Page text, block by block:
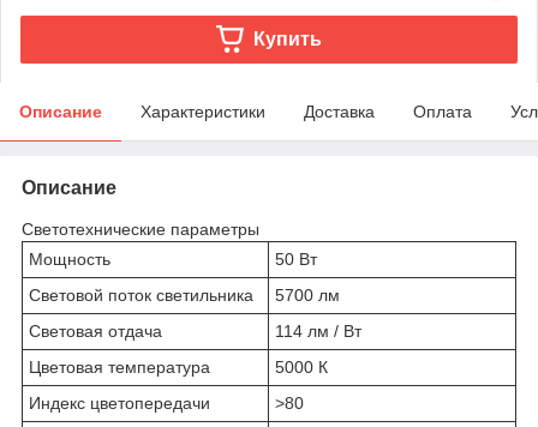
Купить
Описание Характеристики Доставка Оплата
Описание
Светотехнические параметры
Мощность
50 Вт
Световой поток светильника
5700 лм
Световая отдача
114 лм / Вт
Цветовая температура
5000 К
Индекс цветопередачи
>80